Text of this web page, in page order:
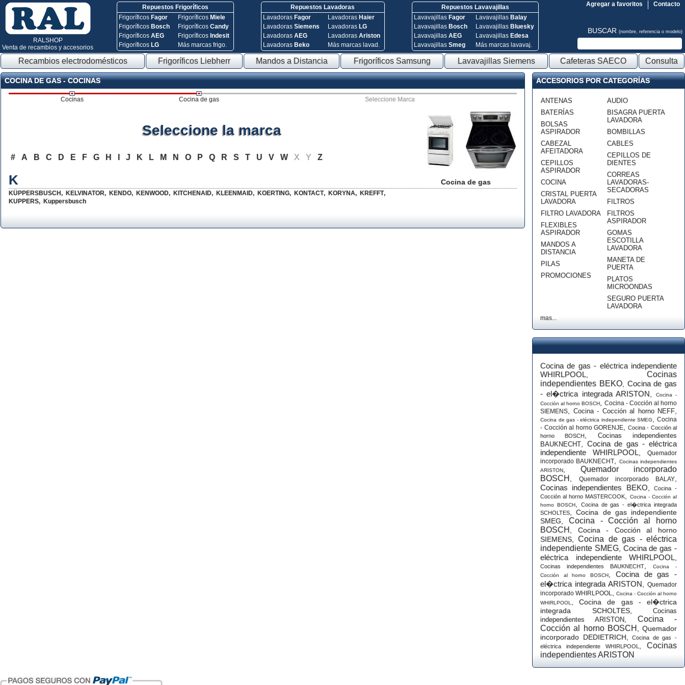
RALSHOP
Venta de recambios y accesorios
Repuestos Frigoríficos
Frigoríficos Fagor
Frigoríficos Bosch
FrigoríficosAEG
Frigoríficos LG
Frigoríficos Miele
FrigoríficosCandy
Frigoríficos Indesit
Más marcas frigo.
Repuestos Lavadoras
Lavadoras Fagor
Lavadoras Siemens
Lavadoras AEG
Lavadoras Beko
Lavadoras Haier
Lavadoras LG
Lavadoras Ariston
Más marcas lavad.
Repuestos Lavavajillas
Lavavajillas Fagor
Lavavajillas Bosch
Lavavajillas AEG
Lavavajillas Smeg
Lavavajillas Balay
Lavavajillas Bluesky
Lavavajillas Edesa
Más marcas lavavaj.
Contacto
Agregar a favoritos
BUSCAR (nombre, referencia o modelo)
Recambios electrodomésticos Frigoríficos Liebherr Mandos a Distancia Frigoríficos Samsung Lavavajillas Siemens Cafeteras SAECO Consulta
COCINA DE GAS - COCINAS
Cocinas Cocina de gas Seleccione Marca
Cocina de gas
Seleccione la marca
# A B C D E F G H J K L M N O P Q R S T U V W X Y Z
K
KÜPPERSBUSCH , KELVINATOR, KENDO, KENWOOD, KITCHENAID, KLEENMAID, KOERTING, KONTACT, KORYNA, KREFFT,
KUPPERS, Kuppersbusch
ACCESORIOS POR CATEGORÍAS
ANTENAS
BATERÍAS
BOLSAS
ASPIRADOR
CABEZAL
AFEITADORA
CEPILLOS
ASPIRADOR
COCINA
CRISTAL PUERTA
LAVADORA
FILTRO LAVADORA
FLEXIBLES
ASPIRADOR
MANDOS A
DISTANCIA
PILAS
PROMOCIONES
AUDIO
BISAGRA PUERTA
LAVADORA
BOMBILLAS
CABLES
CEPILLOS DE
DIENTES
CORREAS
LAVADORAS-
SECADORAS
FILTROS
FILTROS
ASPIRADOR
GOMAS
ESCOTILLA
LAVADORA
MANETA DE
PUERTA
PLATOS
MICROONDAS
SEGURO PUERTA
LAVADORA
mas...
Cocina de gas - eléctrica independiente
WHIRLPOOL
Cocinas
independientes BEKO, Cocina de gas
- el�ctrica integrada ARISTON
Cocina -
Cocción al horno BOSCH
Cocina - Cocción al horno
SIEMENS
Cocina - Cocción al horno NEFF
Cocina de gas - eléctrica independiente SMEG ,Cocina
- Cocción al horno GORENJE
Cocina - Cocción al
horno BOSCH
Cocinas independientes
BAUKNECHT
Cocina de gas - eléctrica
independiente WHIRLPOOL
Quemador
incorporado BAUKNECHT
Cocinas independientes
ARISTON
Quemador incorporado
BOSCH
Quemador incorporado BALAY
Cocinas independientes BEKO
Cocina -
Cocción al horno MASTERCOOK
Cocina - Cocción al
horno BOSCH,
Cocina de gas - el�ctrica integrada
SCHOLTES
,Cocina de gas independiente
SMEG
Cocina - Cocción al horno
BOSCH
Cocina - Cocción al horno
SIEMENS ,Cocina de gas - eléctrica
independiente SMEG, Cocina de gas -
eléctrica independiente WHIRLPOOL
Cocinas independientes BAUKNECHT
Cocina -
Cocción al horno BOSCH
Cocina de gas -
el�ctrica integrada ARISTON
Quemador
incorporado WHIRLPOOL
Cocina - Cocción al horno
WHIRLPOOL
,Cocina de gas - el�ctrica
integrada SCHOLTES, Cocinas
independientes ARISTON
Cocina -
Cocción al horno BOSCH
Quemador
incorporado DEDIETRICH ,Cocina de gas -
eléctrica independiente WHIRLPOOL
Cocinas
independientes ARISTON